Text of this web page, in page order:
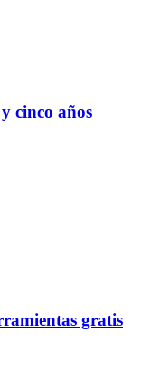
cinco años
gratis